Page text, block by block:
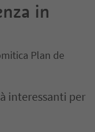
in
Plan de
interessanti per